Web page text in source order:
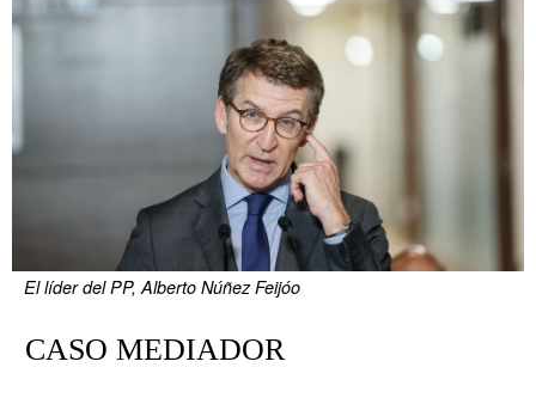
El líder del PP, Alberto Núñez Feijóo
CASO MEDIADOR